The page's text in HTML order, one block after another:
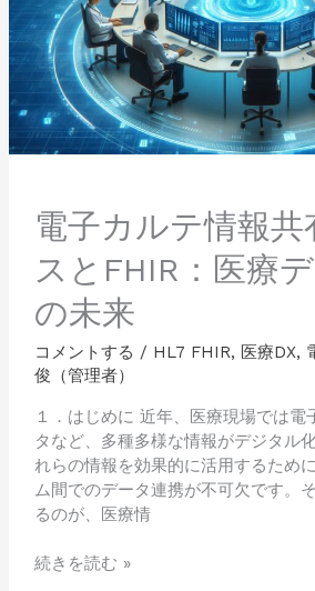
電子カルテ情報共
スとFHIR：医療
の未来
コメントする / HL7 FHIR, 医療DX,
俊（管理者）
１．はじめに 近年、医療現場では電
タなど、多種多様な情報がデジタル
れらの情報を効果的に活用するため
ム間でのデータ連携が不可欠です。​
るのが、医療情
情
報
共
有
サ
ー
ビ
と
FHIR：
医
療
デ
ー
タ
連
の
未
来
続きを読む »